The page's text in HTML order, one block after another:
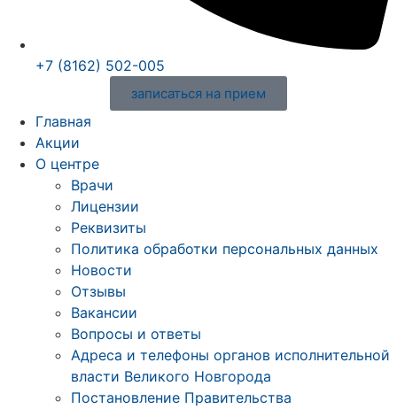
+7 (8162) 502-005
записаться на прием
Главная
Акции
О центре
Врачи
Лицензии
Реквизиты
Политика обработки персональных данных
Новости
Отзывы
Вакансии
Вопросы и ответы
Адреса и телефоны органов исполнительной
власти Великого Новгорода
Постановление Правительства